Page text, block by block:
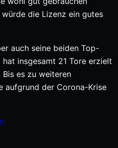
die Lizenz ein gutes
auch seine beiden Top-
insgesamt 21 Tore erzielt
es zu weiteren
aufgrund der Corona-Krise